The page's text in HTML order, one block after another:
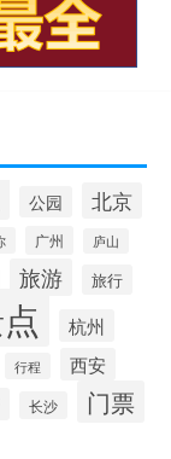
公园 北京
广州 庐山
旅游 旅行
杭州
行程 西安
长沙 门票